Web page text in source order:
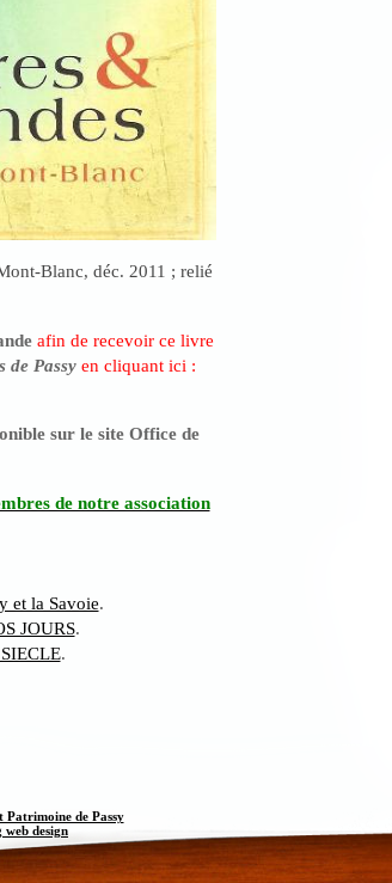
Blanc, déc. 2011 ; relié
afin de recevoir ce livre
de Passy en cliquant ici :
sur le site Office de
de notre association
et la Savoie.
JOURS.
.
de Passy
web design